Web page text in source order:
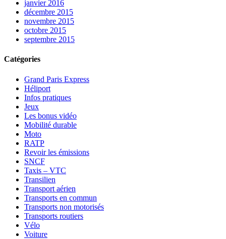
janvier 2016
décembre 2015
novembre 2015
octobre 2015
septembre 2015
Catégories
Grand Paris Express
Héliport
Infos pratiques
Jeux
Les bonus vidéo
Mobilité durable
Moto
RATP
Revoir les émissions
SNCF
Taxis – VTC
Transilien
Transport aérien
Transports en commun
Transports non motorisés
Transports routiers
Vélo
Voiture